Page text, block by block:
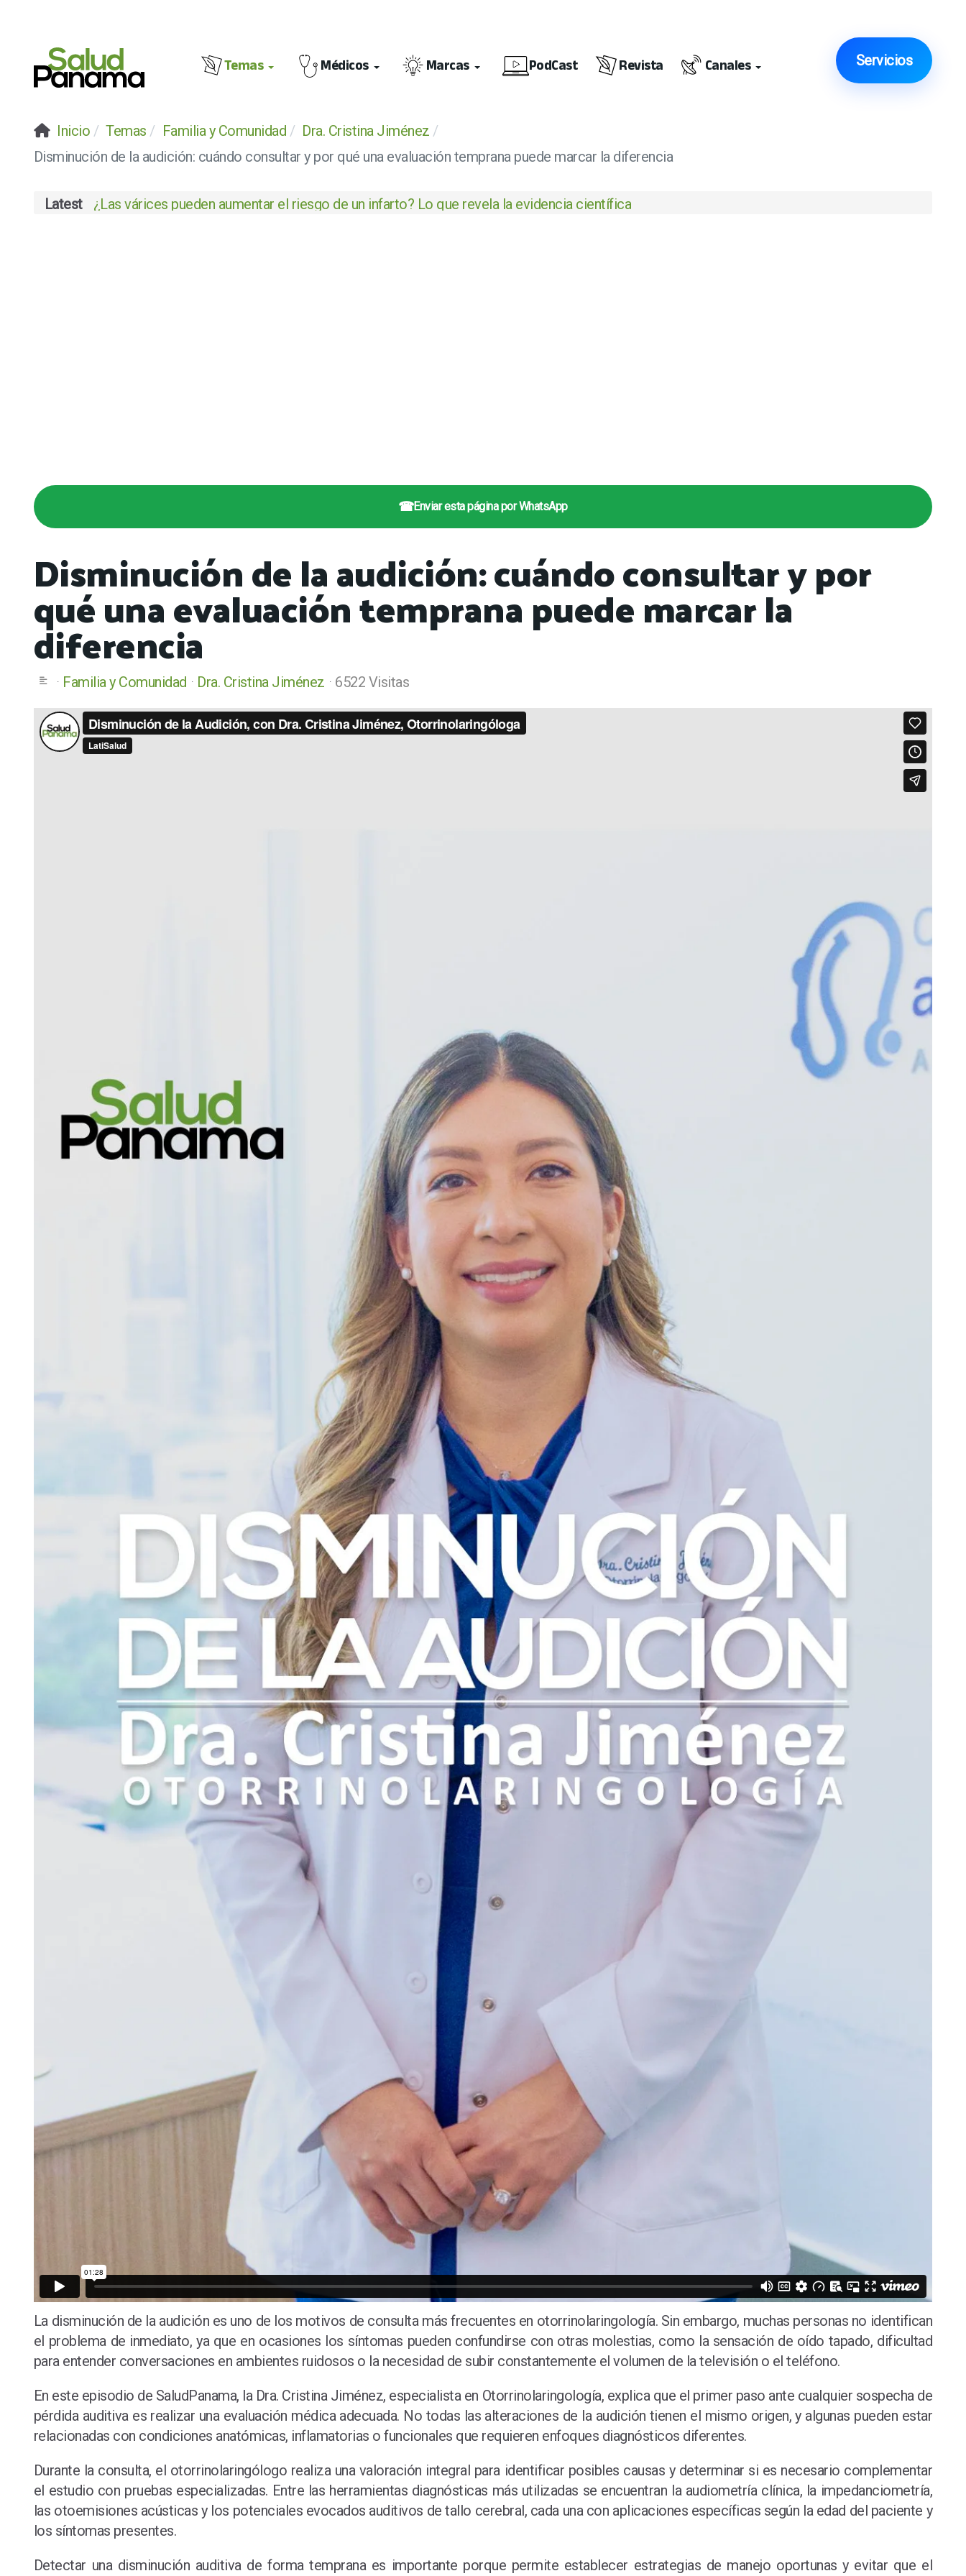
Temas Médicos Marcas PodCast Revista Canales Servicios
Inicio Temas Familia y Comunidad
Dra. Cristina Jiménez
Disminución de la audición: cuándo consultar y por qué una evaluación temprana puede marcar la diferencia
Latest ¿Las várices pueden aumentar el riesgo de un infarto? Lo que revela la evidencia científica
☎Enviar esta página por WhatsApp
Disminución de la audición: cuándo consultar y por
qué una evaluación temprana puede marcar la
diferencia
Familia y Comunidad Dra. Cristina Jiménez 6522 Visitas
La disminución de la audición es uno de los motivos de consulta más frecuentes en otorrinolaringología. Sin embargo, muchas personas no identifican
el problema de inmediato, ya que en ocasiones los síntomas pueden confundirse con otras molestias, como la sensación de oído tapado, dificultad
para entender conversaciones en ambientes ruidosos o la necesidad de subir constantemente el volumen de la televisión o el teléfono.
En este episodio de SaludPanama, la Dra. Cristina Jiménez, especialista en Otorrinolaringología, explica que el primer paso ante cualquier sospecha de
pérdida auditiva es realizar una evaluación médica adecuada. No todas las alteraciones de la audición tienen el mismo origen, y algunas pueden estar
relacionadas con condiciones anatómicas, inflamatorias o funcionales que requieren enfoques diagnósticos diferentes.
Durante la consulta, el otorrinolaringólogo realiza una valoración integral para identificar posibles causas y determinar si es necesario complementar
el estudio con pruebas especializadas. Entre las herramientas diagnósticas más utilizadas se encuentran la audiometría clínica, la impedanciometría,
las otoemisiones acústicas y los potenciales evocados auditivos de tallo cerebral, cada una con aplicaciones específicas según la edad del paciente y
los síntomas presentes.
Detectar una disminución auditiva de forma temprana es importante porque permite establecer estrategias de manejo oportunas y evitar que el